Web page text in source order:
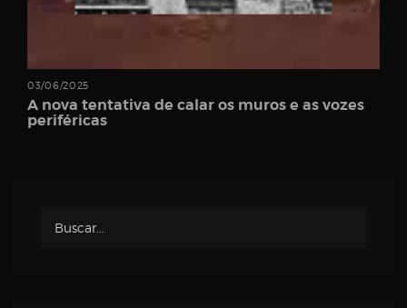
03/06/2025
A nova tentativa de calar os muros e as vozes
periféricas